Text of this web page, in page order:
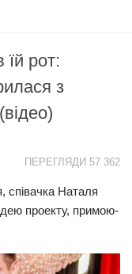
їй рот:
з
ПЕРЕГЛЯДИ 57 362
співачка Наталя
проекту, примою-